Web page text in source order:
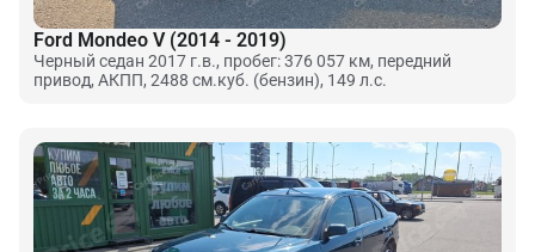
Ford Mondeo V (2014 - 2019)
Черный седан 2017 г.в., пробег: 376 057 км, передний
привод, АКПП, 2488 см.куб. (бензин), 149 л.с.